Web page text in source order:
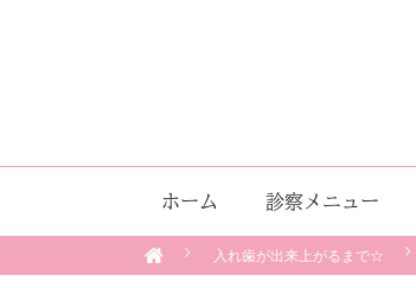
ホーム 診察メニュー
入れ歯が出来上がるまで☆